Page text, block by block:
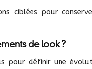
ciblées pour
de look ?
pour définir une